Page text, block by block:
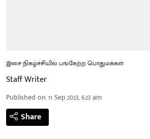
இசை நிகழ்ச்சியில் பங்கேற்ற பொதுமக்கள்
Staff Writer
Published on:11 Sep 2023, 6:23 am
Share